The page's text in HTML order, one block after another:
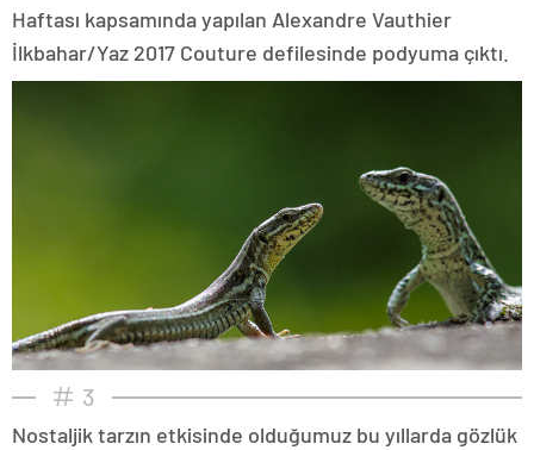
Haftası kapsamında yapılan Alexandre Vauthier
İlkbahar/Yaz 2017 Couture defilesinde podyuma çıktı.
3
Nostaljik tarzın etkisinde olduğumuz bu yıllarda gözlük